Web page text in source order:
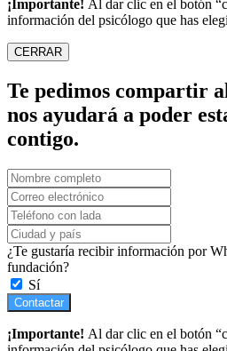
¡Importante! Al dar clic en el botón
información del psicólogo que has
CERRAR
Te pedimos compartir
nos ayudará a poder
contigo.
¿Te gustaría recibir información por
fundación?
Sí
Contactar
¡Importante! Al dar clic en el botón